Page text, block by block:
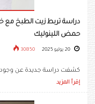
دراسة تربط زيت الطبخ مع
حمض اللينوليك
30850
كشفت دراسة جديدة عن وجود
إقرأ المزيد